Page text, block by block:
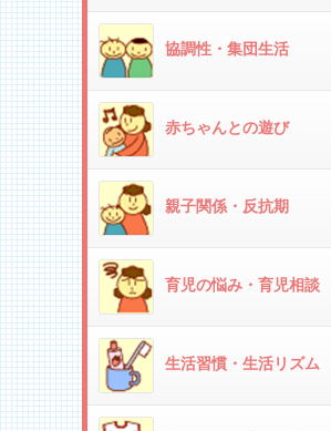
協調性・集団生活
赤ちゃんとの遊び
親子関係・反抗期
育児の悩み・育児相談
生活習慣・生活リズム